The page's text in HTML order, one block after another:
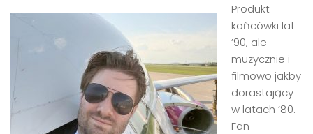
Produkt
końcówki lat
’90, ale
muzycznie i
filmowo jakby
dorastający
w latach ’80.
Fan